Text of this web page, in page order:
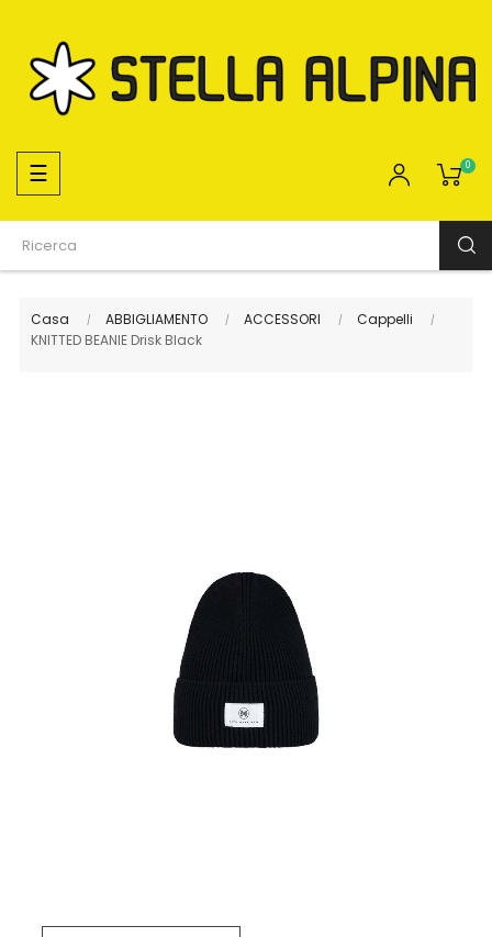
navigazione
Toggle
☰ 0
Casa ABBIGLIAMENTO ACCESSORI
Cappelli
KNITTED BEANIE Drisk Black